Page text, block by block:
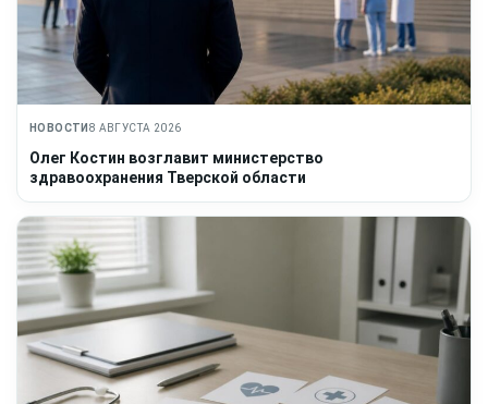
НОВОСТИ 8 АВГУСТА 2026
Олег Костин возглавит министерство
здравоохранения Тверской области